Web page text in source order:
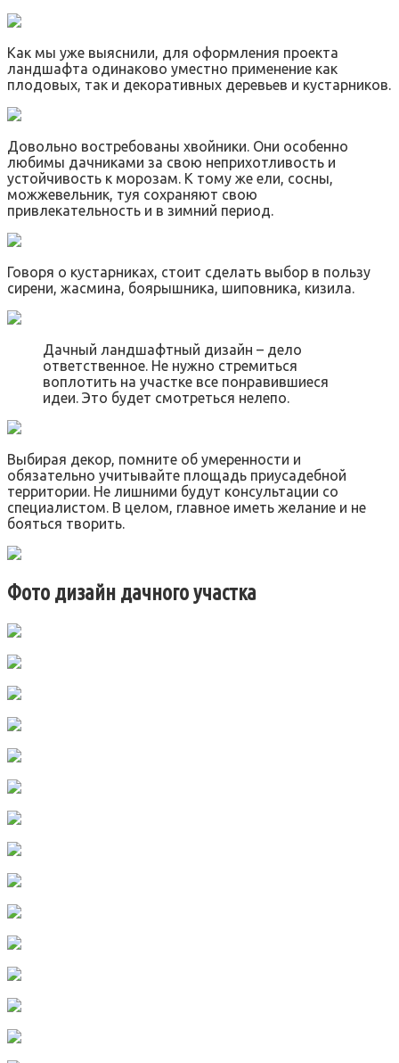
Как мы уже выяснили, для оформления проекта
ландшафта одинаково уместно применение как
плодовых, так и декоративных деревьев и кустарников.
Довольно востребованы хвойники. Они особенно
любимы дачниками за свою неприхотливость и
устойчивость к морозам. К тому же ели, сосны,
можжевельник, туя сохраняют свою
привлекательность и в зимний период.
Говоря о кустарниках, стоит сделать выбор в пользу
сирени, жасмина, боярышника, шиповника, кизила.
Дачный ландшафтный дизайн – дело
ответственное. Не нужно стремиться
воплотить на участке все понравившиеся
идеи. Это будет смотреться нелепо.
Выбирая декор, помните об умеренности и
обязательно учитывайте площадь приусадебной
территории. Не лишними будут консультации со
специалистом. В целом, главное иметь желание и не
бояться творить.
Фото дизайн дачного участка